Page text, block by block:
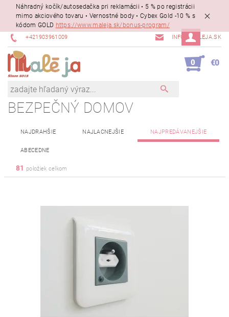
Náhradný kočík/autosedačka pri reklamácii • 5 % po registrácii
mimo akciového tovaru • Vernostné body • Cybex Gold -10 % s
kódom GOLD https://www.maleja.sk/bonus-program/
+421903961009 INFO@MALEJA.SK
0 €0
BEZPEČNÝ DOMOV
NAJDRAHŠIE NAJLACNEJŠIE NAJPREDÁVANEJŠIE
ABECEDNE
81 položiek celkom